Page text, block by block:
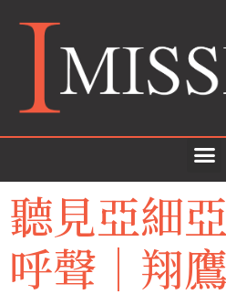
聽見亞細
呼聲｜翔